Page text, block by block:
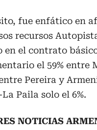
fue enfático en
recursos
en el contrato
el 59% entre
Pereira y
Paila solo el 6%.
NOTICIAS